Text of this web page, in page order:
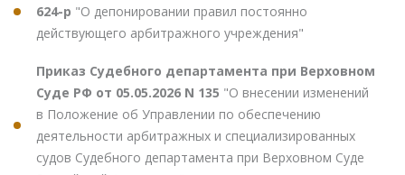
624-р "О депонировании правил постоянно
действующего арбитражного учреждения"
Приказ Судебного департамента при Верховном
Суде РФ от 05.05.2026 N 135 "О внесении изменений
в Положение об Управлении по обеспечению
деятельности арбитражных и специализированных
судов Судебного департамента при Верховном Суде